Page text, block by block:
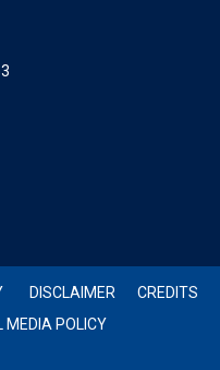
DISCLAIMER
CREDITS
MEDIA POLICY